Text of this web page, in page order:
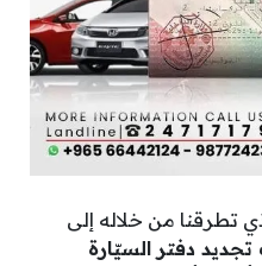
تطرقنا من خلاله إلى
دفتر السيّارة